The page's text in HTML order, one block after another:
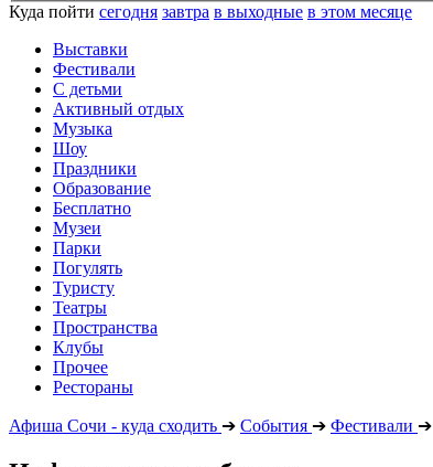
Куда пойти сегодня завтра в выходные в этом месяце
Выставки
Фестивали
С детьми
Активный отдых
Музыка
Шоу
Праздники
Образование
Бесплатно
Музеи
Парки
Погулять
Туристу
Театры
Пространства
Клубы
Прочее
Рестораны
Афиша Сочи - куда сходить ➔ События ➔ Фестивали ➔